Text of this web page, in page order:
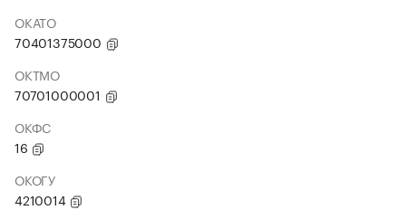
ОКАТО
70401375000
ОКТМО
70701000001
ОКФС
16
ОКОГУ
4210014